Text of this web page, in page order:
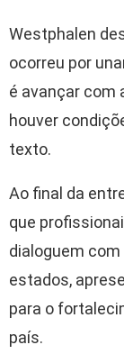
Westphalen
ocorreu por
é avançar com
houver
texto.
Ao final da
que
dialoguem
estados,
para o
país.